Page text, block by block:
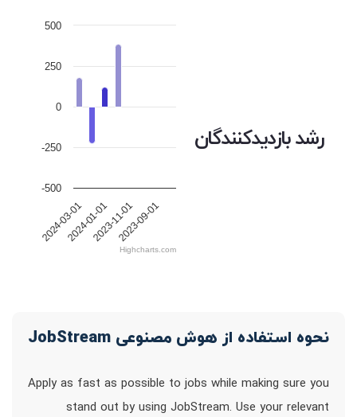
رشد بازدیدکنندگان
2024-03-012024-01-012023-11-012023-09-01
0
-500
-250
250
500
Highcharts.com
نحوه استفاده از هوش مصنوعی JobStream
Apply as fast as possible to jobs while making sure you
stand out by using JobStream. Use your relevant